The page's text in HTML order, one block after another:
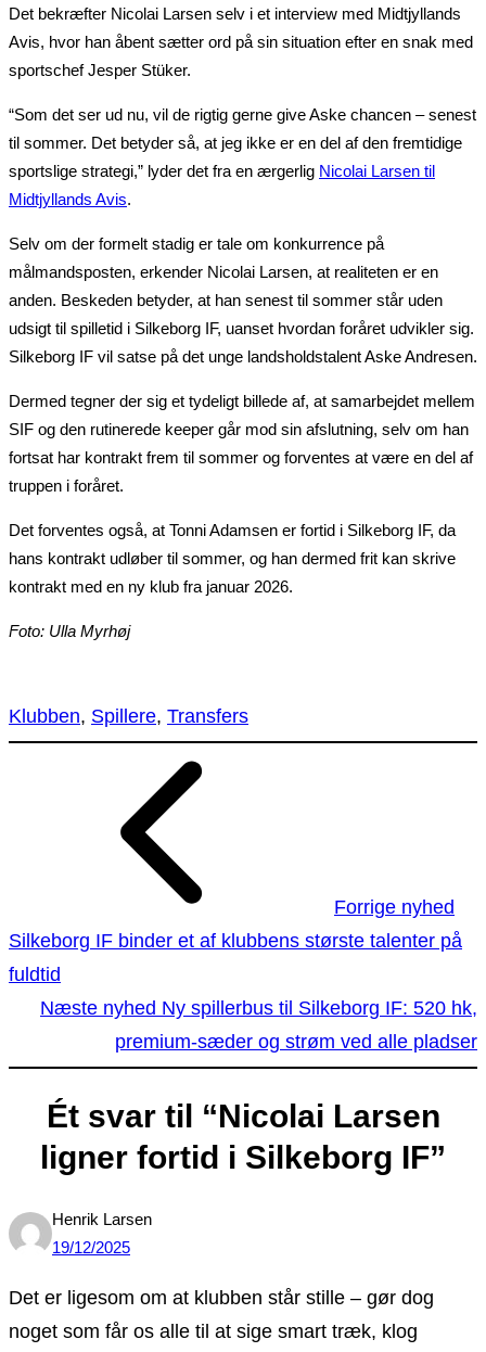
Det bekræfter Nicolai Larsen selv i et interview med Midtjyllands
Avis, hvor han åbent sætter ord på sin situation efter en snak med
sportschef Jesper Stüker.
“Som det ser ud nu, vil de rigtig gerne give Aske chancen – senest
til sommer. Det betyder så, at jeg ikke er en del af den fremtidige
sportslige strategi,” lyder det fra en ærgerlig Nicolai Larsen til
Midtjyllands Avis.
Selv om der formelt stadig er tale om konkurrence på
målmandsposten, erkender Nicolai Larsen, at realiteten er en
anden. Beskeden betyder, at han senest til sommer står uden
udsigt til spilletid i Silkeborg IF, uanset hvordan foråret udvikler sig.
Silkeborg IF vil satse på det unge landsholdstalent Aske Andresen.
Dermed tegner der sig et tydeligt billede af, at samarbejdet mellem
SIF og den rutinerede keeper går mod sin afslutning, selv om han
fortsat har kontrakt frem til sommer og forventes at være en del af
truppen i foråret.
Det forventes også, at Tonni Adamsen er fortid i Silkeborg IF, da
hans kontrakt udløber til sommer, og han dermed frit kan skrive
kontrakt med en ny klub fra januar 2026.
Foto: Ulla Myrhøj
Klubben, Spillere, Transfers
Forrige nyhed
Silkeborg IF binder et af klubbens største talenter på
fuldtid
Næste nyhed Ny spillerbus til Silkeborg IF: 520 hk,
premium-sæder og strøm ved alle pladser
Ét svar til “Nicolai Larsen
ligner fortid i Silkeborg IF”
Henrik Larsen
19/12/2025
Det er ligesom om at klubben står stille – gør dog
noget som får os alle til at sige smart træk, klog